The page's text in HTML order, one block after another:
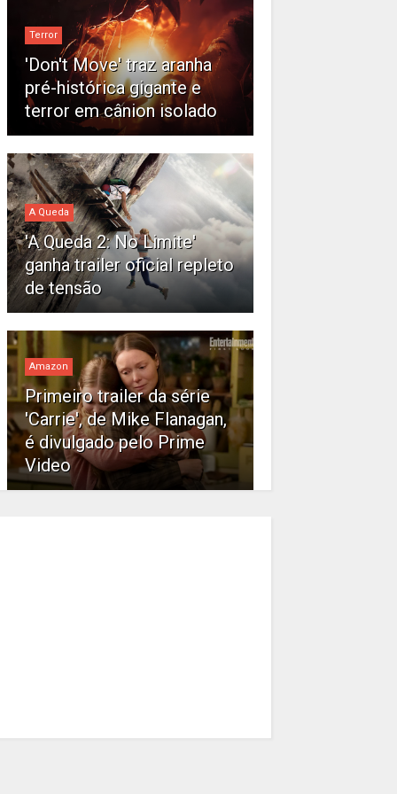
Terror
'Don't Move' traz aranha
pré-histórica gigante e
terror em cânion isolado
A Queda
'A Queda 2: No Limite'
ganha trailer oficial repleto
de tensão
Amazon
Primeiro trailer da série
'Carrie', de Mike Flanagan,
é divulgado pelo Prime
Video